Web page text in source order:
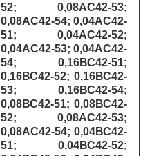
52; 0,08АС42-53;
0,08АС42-54; 0,04АС42-
51; 0,04АС42-52;
0,04АС42-53; 0,04АС42-
54; 0,16ВС42-51;
0,16ВС42-52; 0,16ВС42-
53; 0,16ВС42-54;
0,08ВС42-51; 0,08ВС42-
52; 0,08АС42-53;
0,08АС42-54; 0,04ВС42-
51; 0,04ВС42-52;